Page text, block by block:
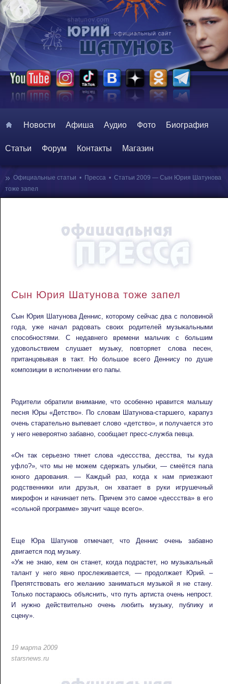
Перейти к основному содержимому
Перейти к дополнительному содержимому
Новости Афиша Аудио Фото Биография
Статьи Форум Контакты Магазин
» Официальные статьи • Пресса • Статьи 2009 — Сын Юрия Шатунова
тоже запел
Сын Юрия Шатунова тоже запел
Сын Юрия Шатунова Деннис, которому сейчас два с половиной
года, уже начал радовать своих родителей музыкальными
способностями. С недавнего времени мальчик с большим
удовольствием слушает музыку, повторяет слова песен,
пританцовывая в такт. Но большое всего Деннису по душе
композиции в исполнении его папы.
Родители обратили внимание, что особенно нравится малышу
песня Юры «Детство». По словам Шатунова-старшего, карапуз
очень старательно выпевает слово «детство», и получается это
у него невероятно забавно, сообщает пресс-служба певца.
«Он так серьезно тянет слова «дессства, десства, ты куда
уфло?», что мы не можем сдержать улыбки, — смеётся папа
юного дарования. — Каждый раз, когда к нам приезжают
родственники или друзья, он хватает в руки игрушечный
микрофон и начинает петь. Причем это самое «дессства» в его
«сольной программе» звучит чаще всего».
Еще Юра Шатунов отмечает, что Деннис очень забавно
двигается под музыку.
«Уж не знаю, кем он станет, когда подрастет, но музыкальный
талант у него явно прослеживается, — продолжает Юрий. –
Препятствовать его желанию заниматься музыкой я не стану.
Только постараюсь объяснить, что путь артиста очень непрост.
И нужно действительно очень любить музыку, публику и
сцену».
19 марта 2009
starsnews.ru